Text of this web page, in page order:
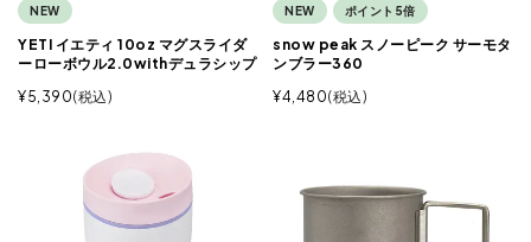
NEW
YETI イエティ 10oz マグスライダ
ーローボウル2.0withデュラシップ
¥5,390 税込
NEW ポイント5倍
snow peak スノーピーク サーモタ
ンブラー360
¥4,480 税込